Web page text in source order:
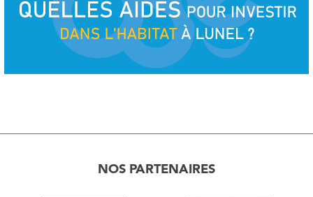
NOS PARTENAIRES